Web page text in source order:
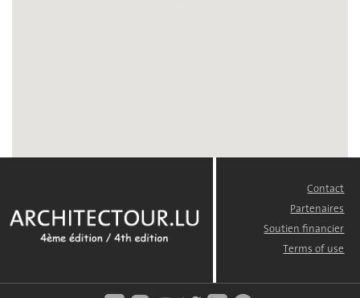
Contact
Partenaires
Soutien financier
Terms of use